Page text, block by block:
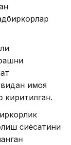
ҳимоя
киритилган.
сиёсатини